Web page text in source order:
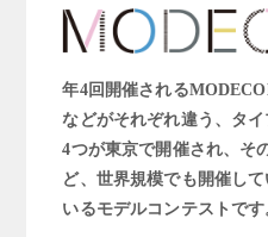
年4回開催される
などがそれぞれ違う、タ
4つが東京で開催され、そ
ど、世界規模でも開催し
いるモデルコンテストです